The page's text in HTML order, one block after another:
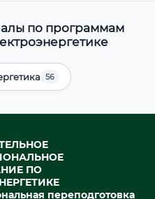
по программам
56
ПО
переподготовка